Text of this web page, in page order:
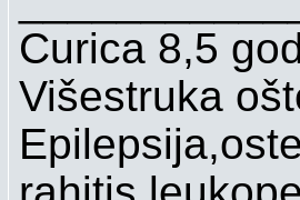
Curica 8,5
Višestruka